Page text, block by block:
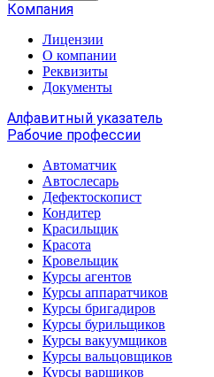
Компания
Лицензии
О компании
Реквизиты
Документы
Алфавитный указатель
Рабочие профессии
Автоматчик
Автослесарь
Дефектоскопист
Кондитер
Красильщик
Красота
Кровельщик
Курсы агентов
Курсы аппаратчиков
Курсы бригадиров
Курсы бурильщиков
Курсы вакуумщиков
Курсы вальцовщиков
Курсы варщиков